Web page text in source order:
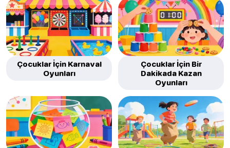
Çocuklar İçin Karnaval
Oyunları
Çocuklar İçin Bir
Dakikada Kazan
Oyunları